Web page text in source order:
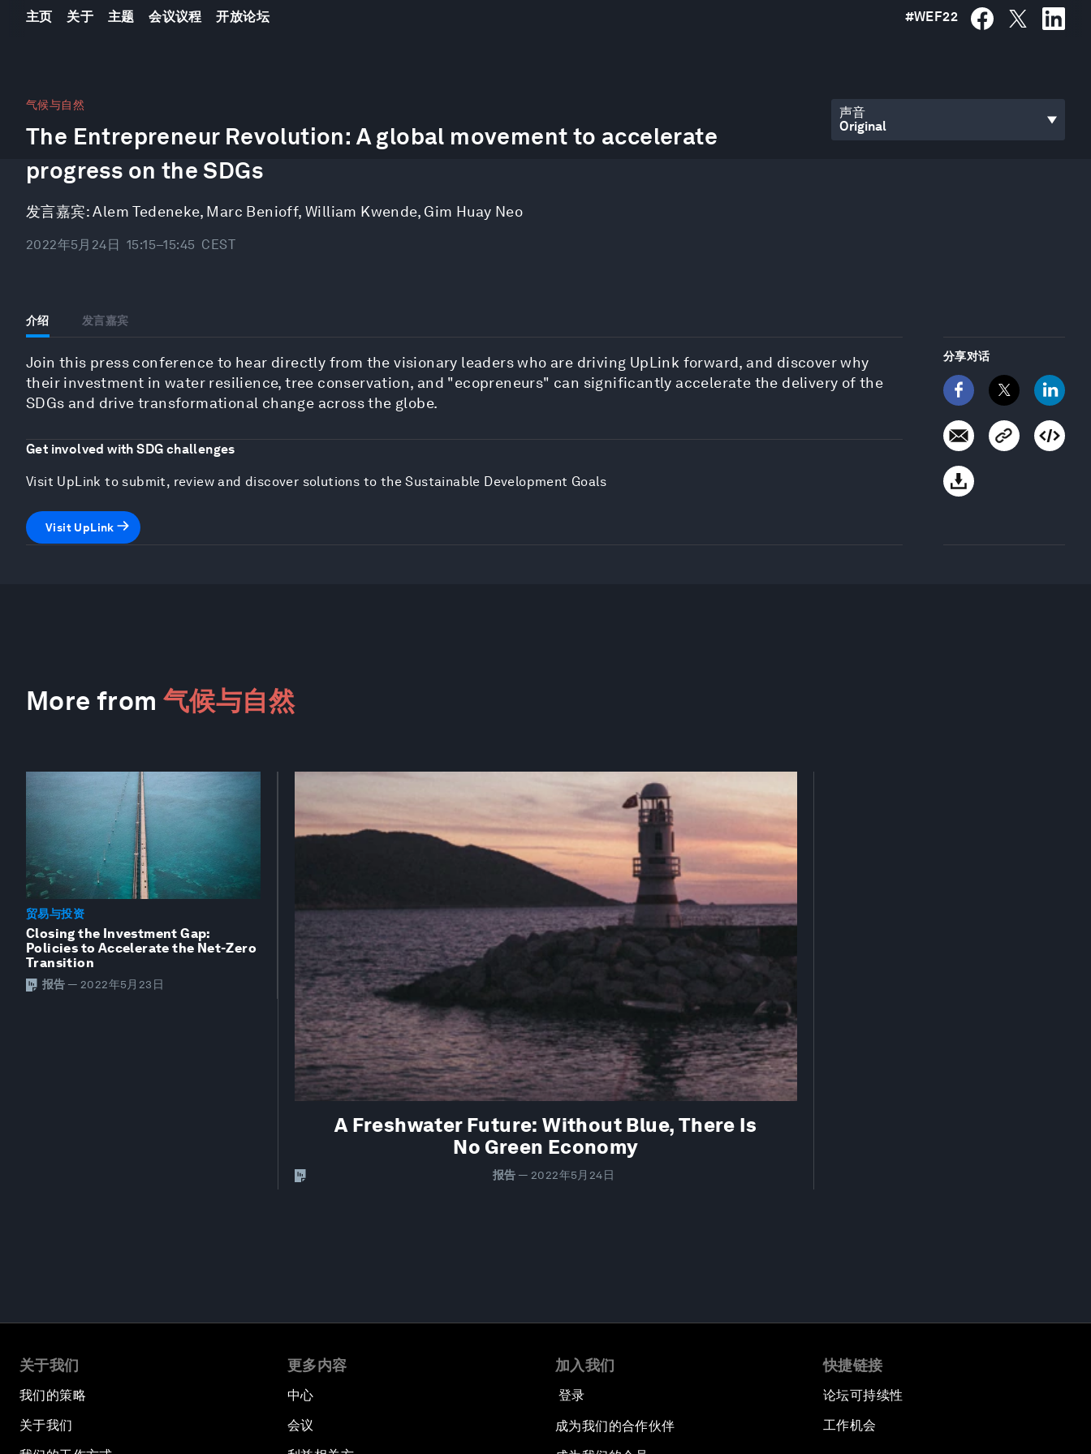
主页 关于 主题 会议议程 开放论坛 #WEF22
气候与自然
The Entrepreneur Revolution: A global movement to accelerate
progress on the SDGs
发言嘉宾: Alem Tedeneke, Marc Benioff,William Kwende, Gim Huay Neo
2022年5月24日 15:15–15:45 CEST
声音
介绍 发言嘉宾
Join this press conference to hear directly from the visionary leaders who are driving UpLink forward, and discover why
their investment in water resilience, tree conservation, and "ecopreneurs" can significantly accelerate the delivery of the
SDGs and drive transformational change across the globe.
Get involved with SDG challenges
Visit UpLink to submit, review and discover solutions to the Sustainable Development Goals
Visit UpLink
分享对话
More from 气候与自然
A Freshwater Future: Without Blue, There Is
No Green Economy
报告 — 2022年5月24日
贸易与投资
Closing the Investment Gap:
Policies to Accelerate the Net-Zero
Transition
报告 — 2022年5月23日
seconds
26
minutes,
seconds Volume
90%
关于我们
我们的策略
关于我们
更多内容
中心
会议
加入我们
登录
成为我们的合作伙伴
快捷链接
论坛可持续性
工作机会